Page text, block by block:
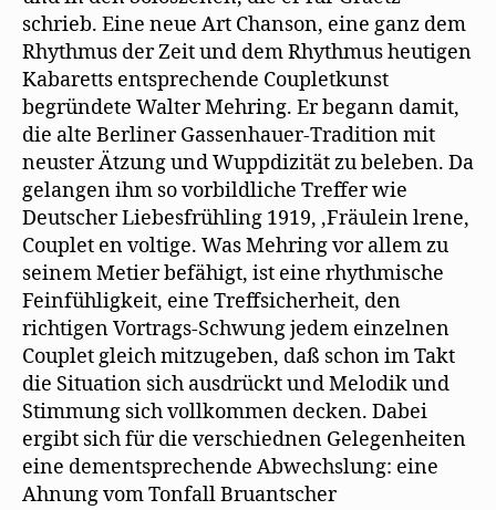
schrieb. Eine neue Art Chanson, eine ganz dem
Rhythmus der Zeit und dem Rhythmus heutigen
Kabaretts entsprechende Coupletkunst
begründete Walter Mehring. Er begann damit,
die alte Berliner Gassenhauer-Tradition mit
neuster Ätzung und Wuppdizität zu beleben. Da
gelangen ihm so vorbildliche Treffer wie
Deutscher Liebesfrühling 1919, ‚Fräulein lrene,
Couplet en voltige. Was Mehring vor allem zu
seinem Metier befähigt, ist eine rhythmische
Feinfühligkeit, eine Treffsicherheit, den
richtigen Vortrags-Schwung jedem einzelnen
Couplet gleich mitzugeben, daß schon im Takt
die Situation sich ausdrückt und Melodik und
Stimmung sich vollkommen decken. Dabei
ergibt sich für die verschiednen Gelegenheiten
eine dementsprechende Abwechslung: eine
Ahnung vom Tonfall Bruantscher